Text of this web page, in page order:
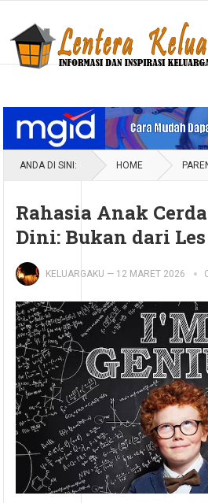
ANDA DI SINI: HOME
Rahasia Anak
Dini: Bukan dari Les
KELUARGAKU — 12 MARET 2026